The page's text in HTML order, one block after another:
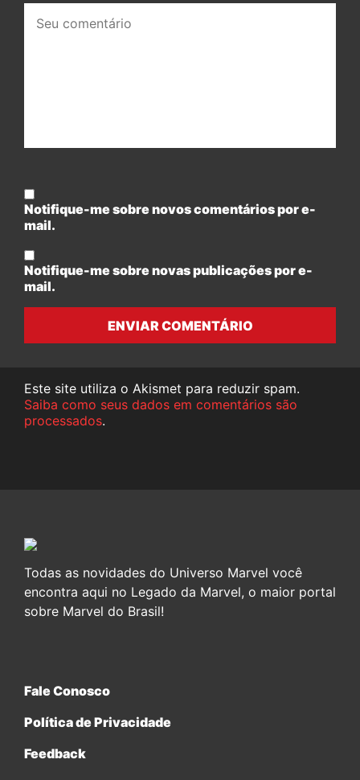
comentário:
Notifique-me sobre novos comentários por e-
mail.
Notifique-me sobre novas publicações por e-
mail.
ENVIAR COMENTÁRIO
Este site utiliza o Akismet para reduzir spam.
Saiba como seus dados em comentários são
processados.
Todas as novidades do Universo Marvel você
encontra aqui no Legado da Marvel, o maior portal
sobre Marvel do Brasil!
Fale Conosco
Política de Privacidade
Feedback